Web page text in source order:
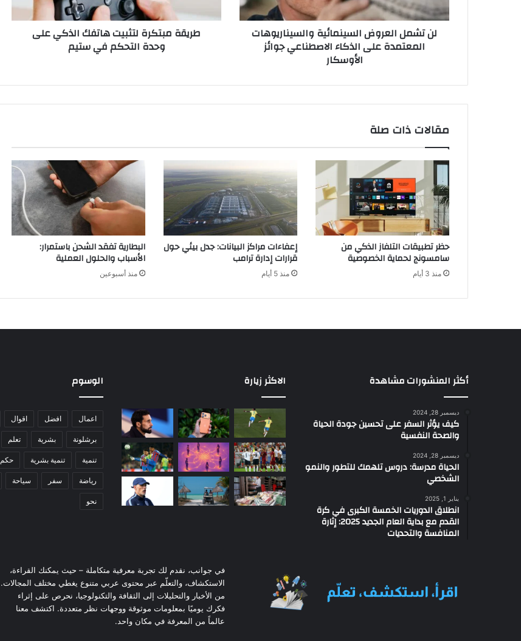
ل
ع
ل
م
ا
ئ
ي
ة
و
ا
ل
س
ي
ن
ا
ي
ل
ت
م
د
ع
ل
ا
ذ
ل
لن تشمل العروض السينمائية والسيناريوهات
المعتمدة على الذكاء الاصطناعي جوائز
الأوسكار
ك
ث
ا
ف
ا
ل
ذ
ك
ي
و
م
ف
ي
س
ت
ي
م
طريقة مبتكرة لتثبيت هاتفك الذكي على
وحدة التحكم في ستيم
مقالات ذات صلة
حظر تطبيقات التلفاز الذكي من
سامسونج لحماية الخصوصية
منذ 3 أيام
إعفاءات مراكز البيانات: جدل بيئي حول
قرارات إدارة ترامب
منذ 5 أيام
البطارية تفقد الشحن باستمرار:
الأسباب والحلول العملية
منذ أسبوعين
أكثر المنشورات مشاهدة
ديسمبر 28, 2024
كيف يؤثر السفر على تحسين جودة الحياة
والصحة النفسية
ديسمبر 28, 2024
الحياة مدرسة: دروس تلهمك للتطور والنمو
الشخصي
يناير 1, 2025
انطلاق الدوريات الخمسة الكبرى في كرة
القدم مع بداية العام الجديد 2025: إثارة
المنافسة والتحديات
الاكثر زيارة الوسوم
اعمال افضل اقوال
برشلونة بشرية تعلم
تنمية تنمية بشرية حكم
رياضة سفر سياحة
نحو
في جوانب، نقدم لك تجربة معرفية متكاملة – حيث يمكنك القراءة،
الاستكشاف، والتعلّم عبر محتوى عربي متنوع يغطي مختلف المجالات.
من الأخبار والتحليلات إلى الثقافة والتكنولوجيا، نحرص على إثراء
فكرك يوميًا بمعلومات موثوقة ووجهات نظر متعددة. اكتشف معنا
عالماً من المعرفة في مكان واحد.